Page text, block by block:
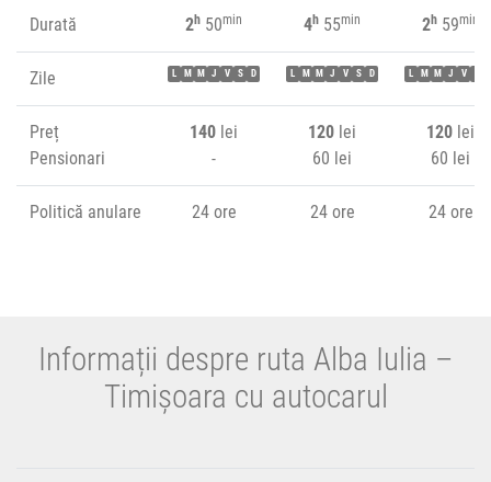
Durată 2h 50min 4h 55min 2h 59min
Zile L M M J V S D L M M J V S D L M M J V
Preț
Pensionari
140 lei
-
120 lei
60 lei
120 lei
60 lei
Politică anulare 24 ore 24 ore 24 ore
Informații despre ruta Alba Iulia –
Timișoara cu autocarul